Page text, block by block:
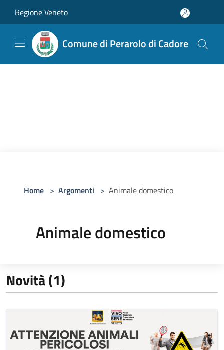
Regione Veneto
Comune di Perarolo di Cadore
Home > Argomenti > Animale domestico
Animale domestico
Novità (1)